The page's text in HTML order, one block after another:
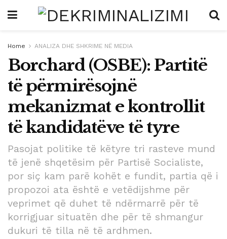
Home ANALIZA DHE SHKRIME NË MEDIA
Borchard (OSBE): Partitë
të përmirësojnë
mekanizmat e kontrollit
të kandidatëve të tyre
Pasojat politike të këtyre tri rasteve mund
të jenë shqetësim për Partisë Socialiste,
por siç kam parë kohët e fundit, partia që i
propozoi ata është e vetëdijshme për
veprimet që duhet të ndërmarrë për të
korrigjuar situatën dhe për të shmangur
dukuri të tilla në të ardhmen.